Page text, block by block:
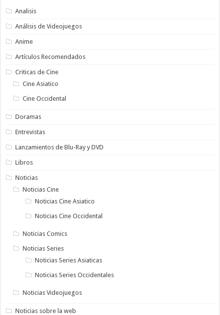
Analisis
Análisis de Videojuegos
Anime
Artículos Recomendados
Criticas de Cine
Cine Asiatico
Cine Occidental
Doramas
Entrevistas
Lanzamientos de Blu-Ray y DVD
Libros
Noticias
Noticias Cine
Noticias Cine Asiatico
Noticias Cine Occidental
Noticias Comics
Noticias Series
Noticias Series Asiaticas
Noticias Series Occidentales
Noticias Videojuegos
Noticias sobre la web